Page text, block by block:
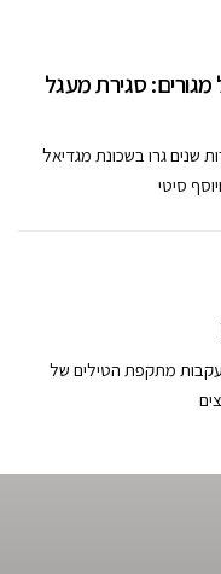
מגורים: סגירת מעגל
שנים גרו בשכונת מגדיאל
סיטי
מתקפת הטילים של